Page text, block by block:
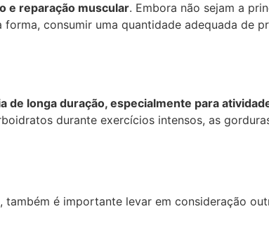
e reparação muscular. Embora não sejam a
forma, consumir uma quantidade adequada
de longa duração, especialmente para
durante exercícios intensos, as
é importante levar em consideração